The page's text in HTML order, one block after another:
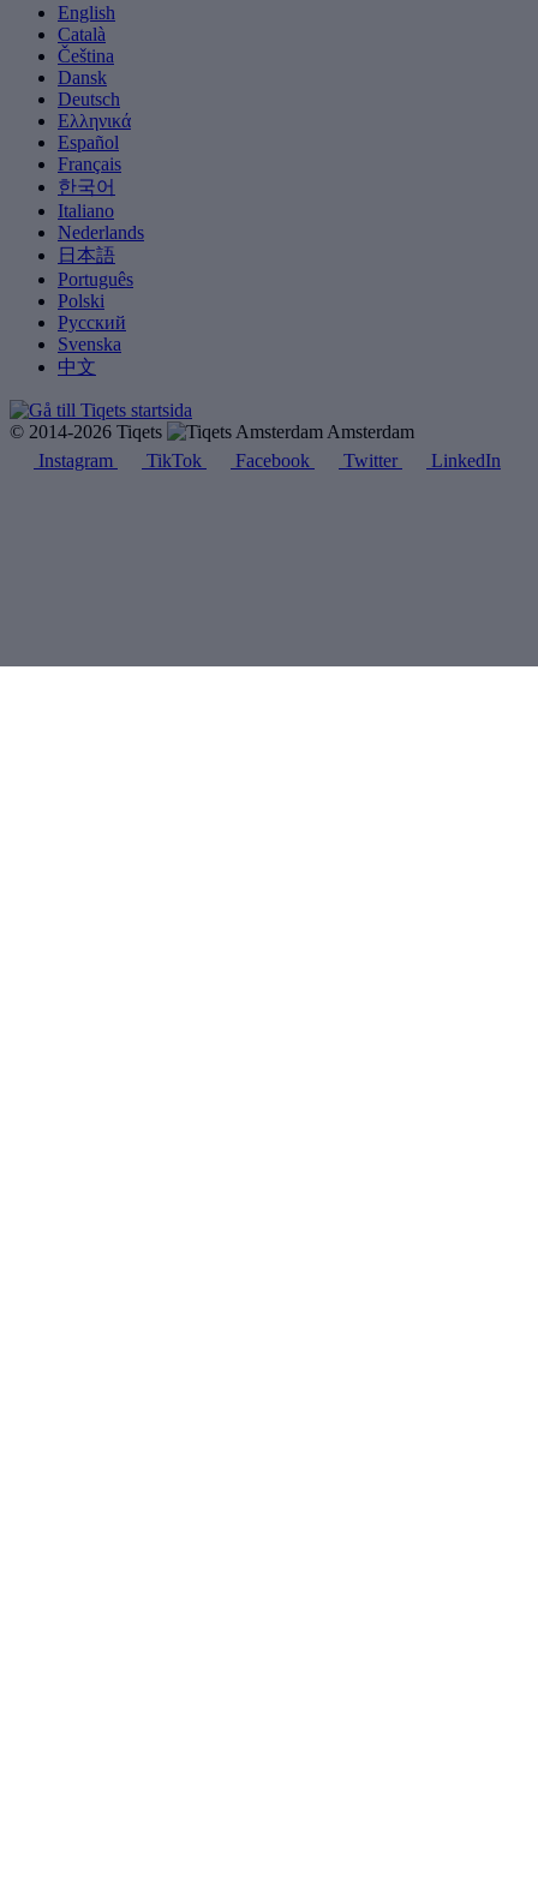
English
Català
Čeština
Dansk
Deutsch
Ελληνικά
Español
Français
한국어
Italiano
Nederlands
日本語
Português
Polski
Русский
Svenska
中文
© 2014-2026 Tiqets
Amsterdam
Instagram
TikTok Facebook Twitter LinkedIn